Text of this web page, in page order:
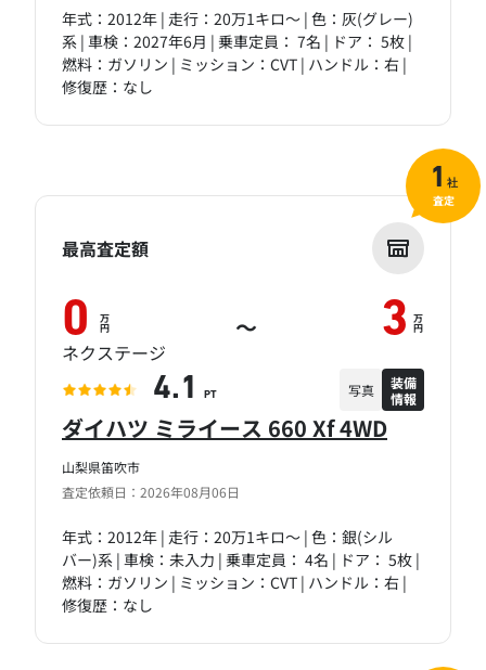
年式：2012年 | 走行：20万1キロ～ | 色：灰(グレー)
系 | 車検：2027年6月 | 乗車定員： 7名 | ドア： 5枚 |
燃料：ガソリン | ミッション：CVT | ハンドル：右 |
修復歴：なし
山梨県笛吹市
査定依頼日：2026年08月06日
ダイハツ ミライース 660 Xf 4WD
年式：2012年 | 走行：20万1キロ～ | 色：銀(シル
バー)系 | 車検：未入力 | 乗車定員： 4名 | ドア： 5枚 |
燃料：ガソリン | ミッション：CVT | ハンドル：右 |
修復歴：なし
最高査定額
0 万
円 ～ 3 万
円
ネクステージ
4.1 PT 写真
装備
情報
1 社
査定